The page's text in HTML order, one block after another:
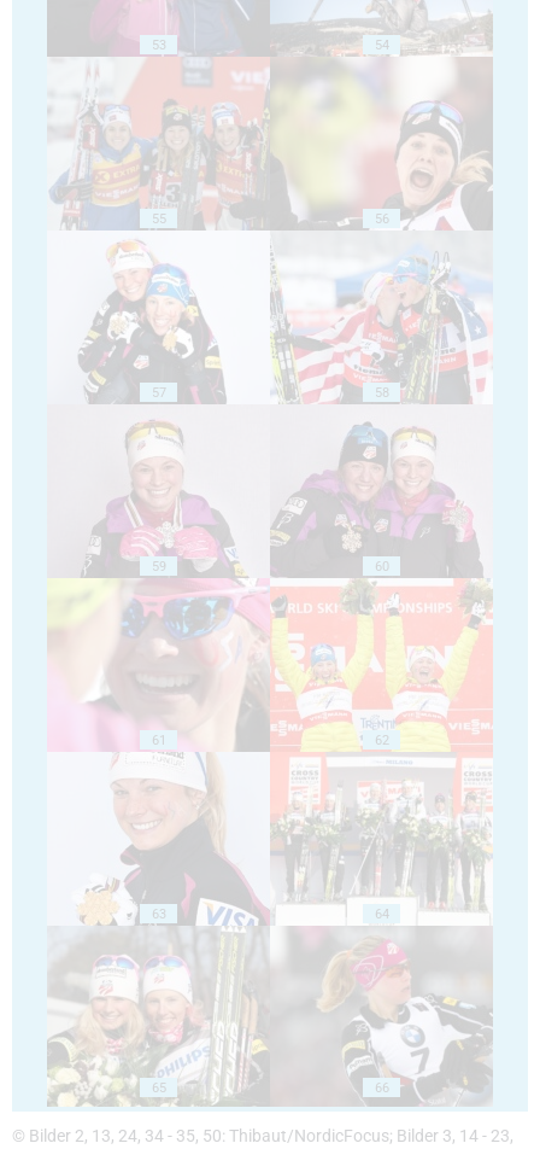
53 54
55 56
57 58
59 60
61 62
63 64
65 66
© Bilder 2, 13, 24, 34 - 35, 50: Thibaut/NordicFocus; Bilder 3, 14 - 23,